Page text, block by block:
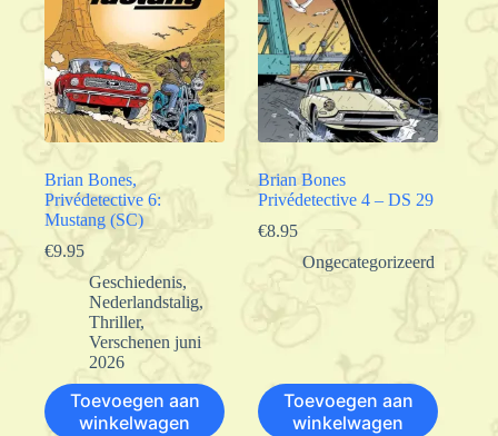
Brian Bones,
Privédetective 6:
Mustang (SC)
€9.95
Geschiedenis,
Nederlandstalig,
Thriller,
Verschenen juni
2026
Toevoegen aan
winkelwagen
Brian Bones
Privédetective 4 – DS 29
€8.95
Ongecategorizeerd
Toevoegen aan
winkelwagen